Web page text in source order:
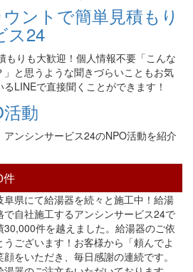
もりも大歓迎！個人情報不要「こんな
と思うような聞きづらいこともお気
LINEで直接聞くことができます！
アンシンサービス24のNPO活動を紹介
件
県にて給湯器を続々と施工中！給湯
自社施工するアンシンサービス24で
件を越えました。給湯器のご依
ございます！お客様から「頼んでよ
をいただき、毎日感謝の連続です。